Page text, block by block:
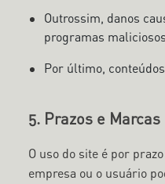
Outrossim, danos
programas maliciosos
Por último,
5. Prazos e Marcas
O uso do site é por
empresa ou o usuário